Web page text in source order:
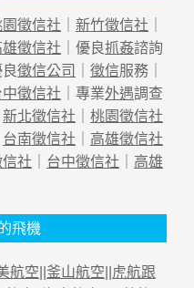
徵信社 ｜ 新竹徵信社 ｜
徵信社 ｜優良抓姦諮詢
良徵信公司 ｜ 徵信服務｜
徵信社 ｜專業外遇調查
新北徵信社 ｜ 桃園徵信社
台南徵信社 ｜ 高雄徵信社
社 ｜ 台中徵信社 ｜ 高雄
飛機
航空 釜山航空
虎航跟